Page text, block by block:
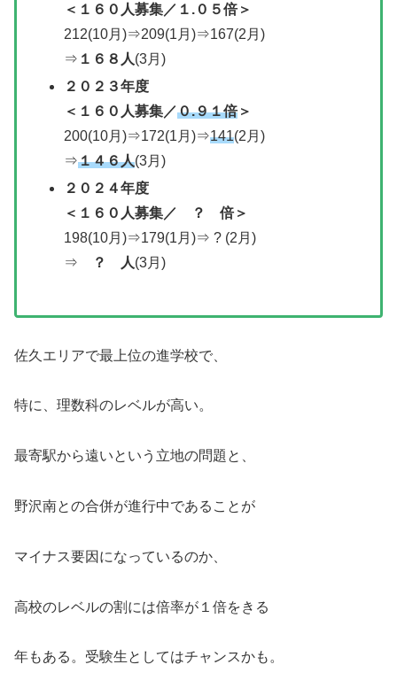
＜ １６０人募集／ １.０５倍＞
212(10月)⇒209(1月)⇒167(2月)
⇒ １６８人(3月)
２０２３年度
＜１６０人募集／０.９１倍＞
200(10月)⇒172(1月)⇒141(2月)
⇒１４６人(3月)
２０２ ４年度
＜ １６０人募集／
？ 倍＞
198(10月)⇒179(1月)⇒ ? (2月)
⇒ ？ 人(3月)
佐久エリアで最上位の進学校で、
特に、理数科のレベルが高い。
最寄駅から遠いという立地の問題と、
野沢南との合併が進行中であることが
マイナス要因になっているのか、
高校のレベルの割には倍率が１倍をきる
年もある。受験生としてはチャンスかも。